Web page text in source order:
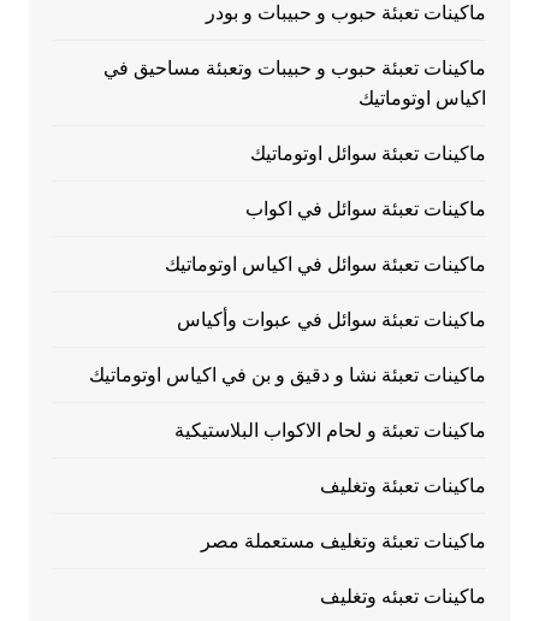
ماكينات تعبئة حبوب و حبيبات و بودر
ماكينات تعبئة حبوب و حبيبات وتعبئة مساحيق في
اكياس اوتوماتيك
ماكينات تعبئة سوائل اوتوماتيك
ماكينات تعبئة سوائل في اكواب
ماكينات تعبئة سوائل في اكياس اوتوماتيك
ماكينات تعبئة سوائل في عبوات وأكياس
ماكينات تعبئة نشا و دقيق و بن في اكياس اوتوماتيك
ماكينات تعبئة و لحام الاكواب البلاستيكية
ماكينات تعبئة وتغليف
ماكينات تعبئة وتغليف مستعملة مصر
ماكينات تعبئه وتغليف